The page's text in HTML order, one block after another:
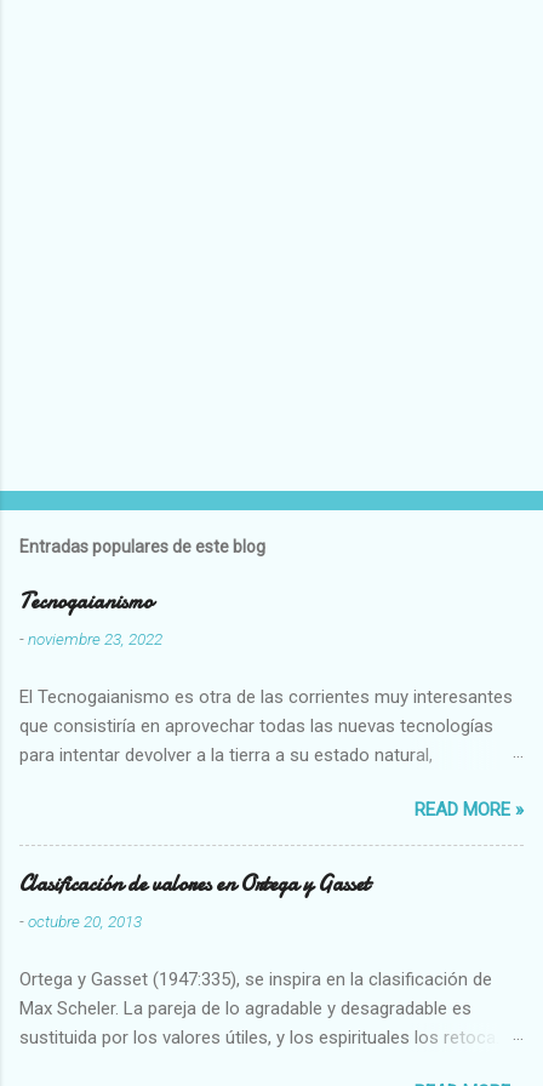
Entradas populares de este blog
Tecnogaianismo
-noviembre 23, 2022
El Tecnogaianismo es otra de las corrientes muy interesantes
que consistiría en aprovechar todas las nuevas tecnologías
para intentar devolver a la tierra a su estado natural,
READ MORE »
Clasificación de valores en Ortega y Gasset
-octubre 20, 2013
Ortega y Gasset (1947:335), se inspira en la clasificación de
Max Scheler. La pareja de lo agradable y desagradable es
sustituida por los valores útiles, y los espirituales los retoca.